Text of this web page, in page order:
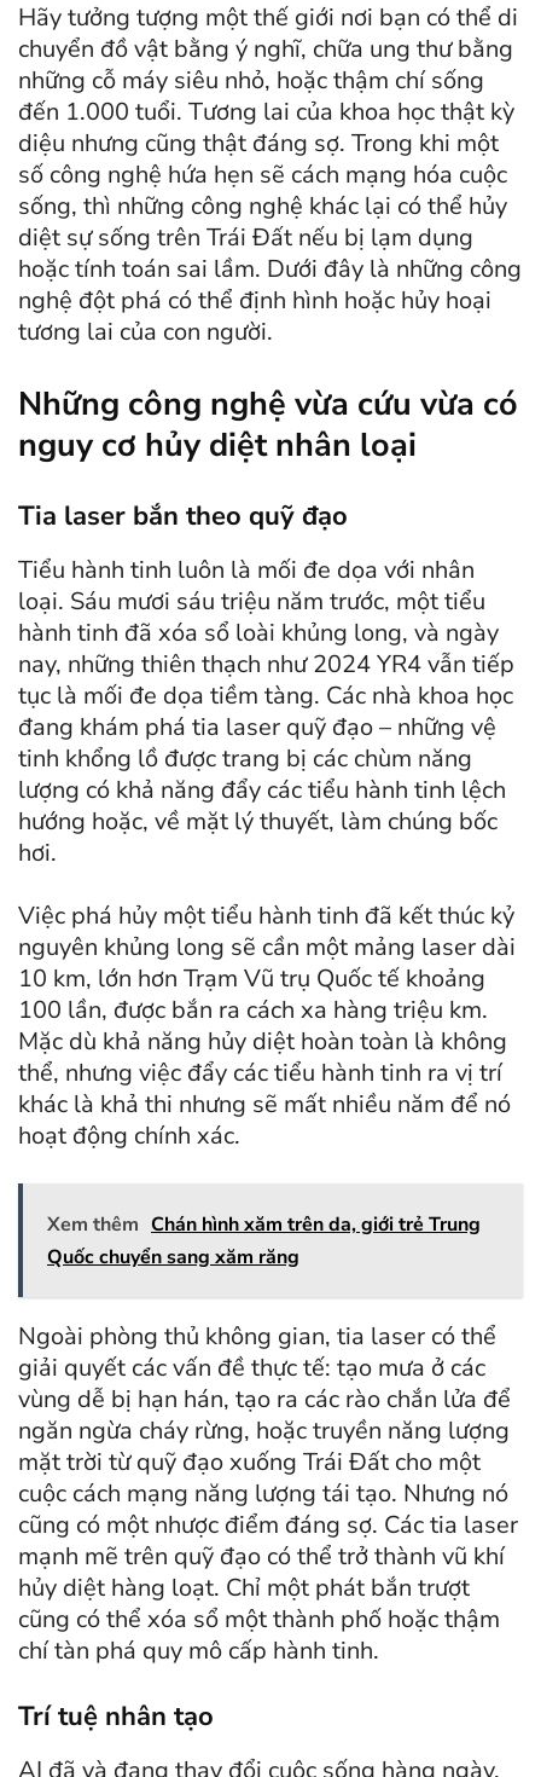
Hãy tưởng tượng một thế giới nơi bạn có thể di
chuyển đồ vật bằng ý nghĩ, chữa ung thư bằng
những cỗ máy siêu nhỏ, hoặc thậm chí sống
đến 1.000 tuổi. Tương lai của khoa học thật kỳ
diệu nhưng cũng thật đáng sợ. Trong khi một
số công nghệ hứa hẹn sẽ cách mạng hóa cuộc
sống, thì những công nghệ khác lại có thể hủy
diệt sự sống trên Trái Đất nếu bị lạm dụng
hoặc tính toán sai lầm. Dưới đây là những công
nghệ đột phá có thể định hình hoặc hủy hoại
tương lai của con người.
Những công nghệ vừa cứu vừa có
nguy cơ hủy diệt nhân loại
Tia laser bắn theo quỹ đạo
Tiểu hành tinh luôn là mối đe dọa với nhân
loại. Sáu mươi sáu triệu năm trước, một tiểu
hành tinh đã xóa sổ loài khủng long, và ngày
nay, những thiên thạch như 2024 YR4 vẫn tiếp
tục là mối đe dọa tiềm tàng. Các nhà khoa học
đang khám phá tia laser quỹ đạo – những vệ
tinh khổng lồ được trang bị các chùm năng
lượng có khả năng đẩy các tiểu hành tinh lệch
hướng hoặc, về mặt lý thuyết, làm chúng bốc
hơi.
Việc phá hủy một tiểu hành tinh đã kết thúc kỷ
nguyên khủng long sẽ cần một mảng laser dài
10 km, lớn hơn Trạm Vũ trụ Quốc tế khoảng
100 lần, được bắn ra cách xa hàng triệu km.
Mặc dù khả năng hủy diệt hoàn toàn là không
thể, nhưng việc đẩy các tiểu hành tinh ra vị trí
khác là khả thi nhưng sẽ mất nhiều năm để nó
hoạt động chính xác.
Xem thêm Chán hình xăm trên da, giới trẻ Trung
Quốc chuyển sang xăm răng
Ngoài phòng thủ không gian, tia laser có thể
giải quyết các vấn đề thực tế: tạo mưa ở các
vùng dễ bị hạn hán, tạo ra các rào chắn lửa để
ngăn ngừa cháy rừng, hoặc truyền năng lượng
mặt trời từ quỹ đạo xuống Trái Đất cho một
cuộc cách mạng năng lượng tái tạo. Nhưng nó
cũng có một nhược điểm đáng sợ. Các tia laser
mạnh mẽ trên quỹ đạo có thể trở thành vũ khí
hủy diệt hàng loạt. Chỉ một phát bắn trượt
cũng có thể xóa sổ một thành phố hoặc thậm
chí tàn phá quy mô cấp hành tinh.
Trí tuệ nhân tạo